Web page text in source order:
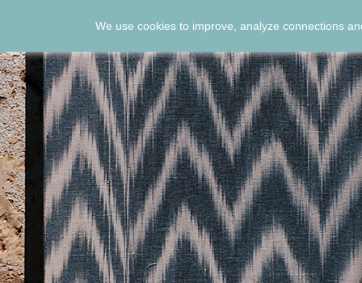
We use cookies to improve, analyze connections